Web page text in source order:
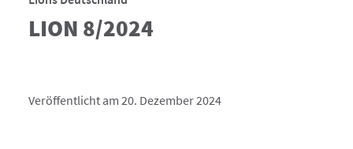
LION 8/2024
Veröffentlicht am 20. Dezember 2024